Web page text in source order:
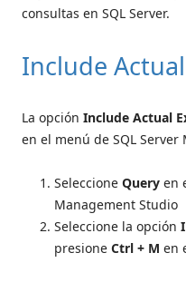
consultas en SQL Server.
Include
La opción Include Actual
en el menú de SQL
Seleccione Query en
Management Studio
Seleccione la opción
presione Ctrl + M en